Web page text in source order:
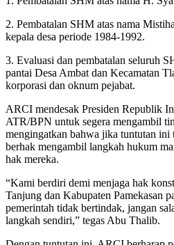
2. Pembatalan SHM atas nama
kepala desa periode 1984-1992.
3. Evaluasi dan pembatalan seluruh
pantai Desa Ambat dan Kecamatan
korporasi dan oknum pejabat.
ARCI mendesak Presiden Republik
ATR/BPN untuk segera mengambil
mengingatkan bahwa jika tuntutan ini
berhak mengambil langkah hukum
hak mereka.
“Kami berdiri demi menjaga hak
Tanjung dan Kabupaten Pamekasan
pemerintah tidak bertindak, jangan
langkah sendiri,” tegas Abu Thalib.